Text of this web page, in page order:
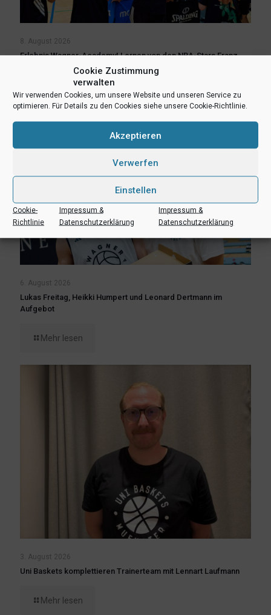
Cookie Zustimmung
verwalten
Wir verwenden Cookies, um unsere Website und unseren Service zu
optimieren. Für Details zu den Cookies siehe unsere Cookie-Richtlinie.
Akzeptieren
Verwerfen
Einstellen
Cookie-
Richtlinie
Impressum &
Datenschutzerklärung
Impressum &
Datenschutzerklärung
8. August 2026
Erlebnis Wagner-Academy! Lernen von den NBA-Stars Franz
und Moritz Wagner
Mehr lesen
6. August 2026
Lukas Freitag, Heikki Humpert und Leonard Dertmann im
Aufgebot
Mehr lesen
3. August 2026
Uni Baskets komplettieren Trainerteam mit Lennart Laufmann
Mehr lesen